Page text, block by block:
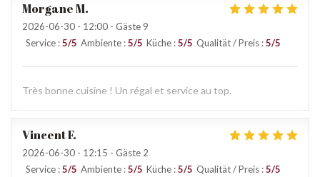
MorganeM
2026-06-30 - 12:00 - Gäste 9
Service :5/5 Ambiente :5/5 Küche :5/5 Qualität / Preis :5/5
Très bonne cuisine ! Un régal et service au top.
VincentF
2026-06-30 - 12:15 - Gäste 2
Service :5/5 Ambiente :5/5 Küche :5/5 Qualität / Preis :5/5